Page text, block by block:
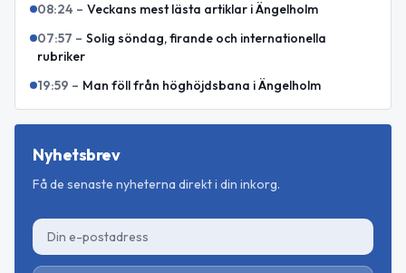
08:24 – Veckans mest lästa artiklar i Ängelholm
07:57 – Solig söndag, firande och internationella
rubriker
19:59 – Man föll från höghöjdsbana i Ängelholm
Nyhetsbrev
Få de senaste nyheterna direkt i din inkorg.